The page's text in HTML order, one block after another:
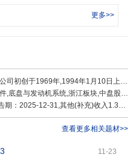
向钱潮主导、参与制定了万向节、等
奖表彰奖;2010年荣获首届浙江省政
球先进企业。
更多>>
初创于1969年,1994年1月10日上市,股票代码
,MSCI中国,深股通,中证500,融资融券,深成500,电池技术,人形机器人,并购重组概念,低空经济,小米汽车,机器人概念,固态电池,工业互联,新能源车,长江三角,锂电池概念,新材料
比0.88% ，毛利率15.06%；汽车零部件收入113.81亿 ，占比84.99% ，利润22.47亿 ，占比94.52% ，毛利率19.75%；铬铁购销相关业务收入18.71亿 ，占比13.97% ，利润1.09亿 ，占比4.59% ，毛利率5.84%
查看更多相关题材>>
11-23